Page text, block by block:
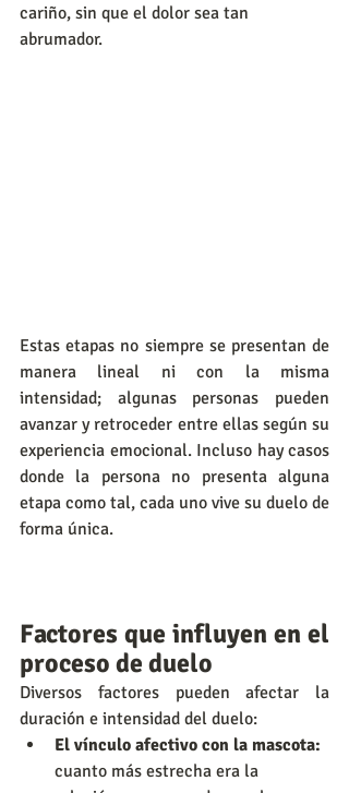
cariño, sin que el dolor sea tan
abrumador.
Estas etapas no siempre se presentan de
manera lineal ni con la misma
intensidad; algunas personas pueden
avanzar y retroceder entre ellas según su
experiencia emocional. Incluso hay casos
donde la persona no presenta alguna
etapa como tal, cada uno vive su duelo de
forma única.
Factores que influyen en el
proceso de duelo
Diversos factores pueden afectar la
duración e intensidad del duelo:
El vínculo afectivo con la mascota:
cuanto más estrecha era la